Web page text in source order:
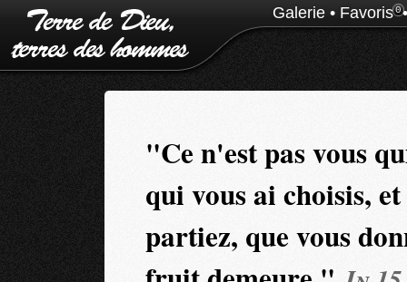
Galerie • Favoris0
"Ce n'est pas vous
qui vous ai choisis,
partiez, que vous